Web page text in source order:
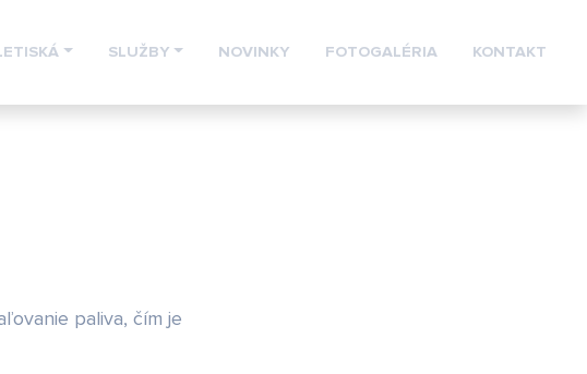
SLUŽBY NOVINKY FOTOGALÉRIA KONTAKT
paliva, čím je